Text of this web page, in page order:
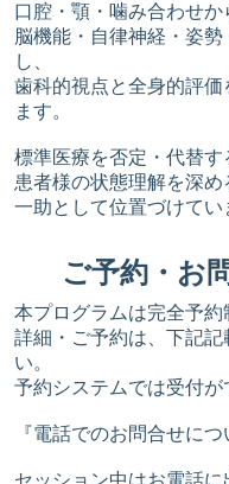
口腔・顎・噛み合わせか
脳機能・自律神経・姿
し、
歯科的視点と全身的評
ます。
標準医療を否定・代替す
患者様の状態理解を深
一助として位置づけてい
ご予約・お
本プログラムは完全予約
詳細・ご予約は、下記
い。
予約システムでは受付が
『電話でのお問合せにつ
セッション中はお電話に